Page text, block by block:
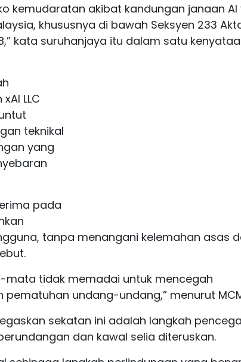
kemudaratan akibat kandungan janaan AI
khususnya di bawah Seksyen 233
kata suruhanjaya itu dalam satu
LLC
teknikal
yang
pada
tanpa menangani kelemahan asas
mata tidak memadai untuk mencegah
undang-undang,” menurut
sekatan ini adalah langkah
dan kawal selia diteruskan.